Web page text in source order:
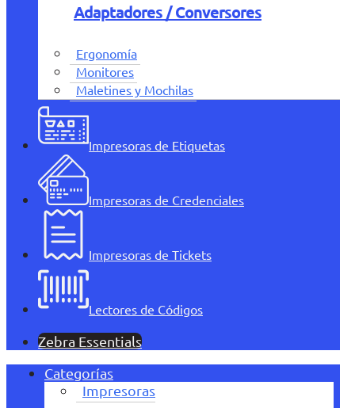
Adaptadores / Conversores
Ergonomía
Monitores
Maletines y Mochilas
Impresoras de Etiquetas
Impresoras de Credenciales
Impresoras de Tickets
Lectores de Códigos
Zebra Essentials
Categorías
Impresoras